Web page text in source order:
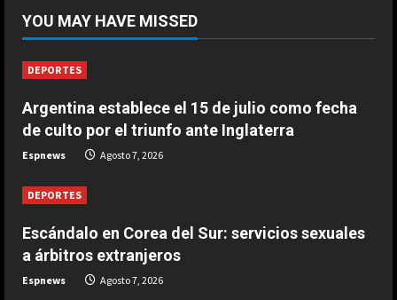
Riqui Puig, a un paso
Agosto 7, 2026
Enamoró y llevó al Girona a
Champions y ahora se va al Como
de Cesc Fàbregas
3
Escándalo en Corea del Sur:
servicios sexuales a árbitros
extranjeros
YOU MAY HAVE MISSED
DEPORTES
Argentina establece el 15 de julio como fecha
de culto por el triunfo ante Inglaterra
Espnews Agosto 7, 2026
DEPORTES
Escándalo en Corea del Sur: servicios sexuales
a árbitros extranjeros
Espnews Agosto 7, 2026